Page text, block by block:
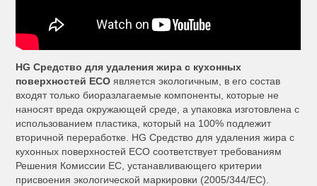
HG Средство для удаления жира с кухонных
поверхностей ECO является экологичным, в его состав
входят только биоразлагаемые компоненты, которые не
наносят вреда окружающей среде, а упаковка изготовлена с
использованием пластика, который на 100% подлежит
вторичной переработке. HG Средство для удаления жира с
кухонных поверхностей ECO соответствует требованиям
Решения Комиссии ЕС, устанавливающего критерии
присвоения экологической маркировки (2005/344/EC).